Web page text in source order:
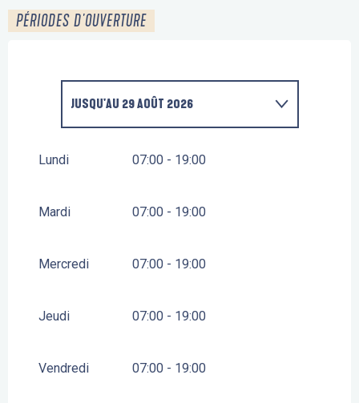
PÉRIODES D'OUVERTURE
JUSQU'AU 29 AOÛT 2026
Lundi 07:00 - 19:00
Mardi 07:00 - 19:00
Mercredi 07:00 - 19:00
Jeudi 07:00 - 19:00
Vendredi 07:00 - 19:00